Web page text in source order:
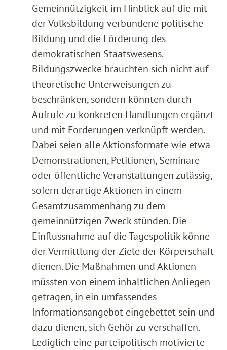
Gemeinnützigkeit im Hinblick auf die mit
der Volksbildung verbundene politische
Bildung und die Förderung des
demokratischen Staatswesens.
Bildungszwecke brauchten sich nicht auf
theoretische Unterweisungen zu
beschränken, sondern könnten durch
Aufrufe zu konkreten Handlungen ergänzt
und mit Forderungen verknüpft werden.
Dabei seien alle Aktionsformate wie etwa
Demonstrationen, Petitionen, Seminare
oder öffentliche Veranstaltungen zulässig,
sofern derartige Aktionen in einem
Gesamtzusammenhang zu dem
gemeinnützigen Zweck stünden. Die
Einflussnahme auf die Tagespolitik könne
der Vermittlung der Ziele der Körperschaft
dienen. Die Maßnahmen und Aktionen
müssten von einem inhaltlichen Anliegen
getragen, in ein umfassendes
Informationsangebot eingebettet sein und
dazu dienen, sich Gehör zu verschaffen.
Lediglich eine parteipolitisch motivierte